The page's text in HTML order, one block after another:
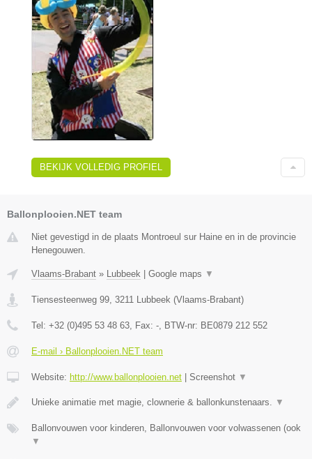
BEKIJK VOLLEDIG PROFIEL
Ballonplooien.NET team
Niet gevestigd in de plaats Montroeul sur Haine en in de provincie
Henegouwen.
Vlaams-Brabant » Lubbeek Google maps ▼
Tiensesteenweg 99, 3211 Lubbeek (Vlaams-Brabant)
Tel: +32 (0)495 53 48 63, Fax: -, BTW-nr: BE0879 212 552
E-mail › Ballonplooien.NET team
Website: http://www.ballonplooien.net Screenshot ▼
Unieke animatie met magie, clownerie & ballonkunstenaars. ▼
Ballonvouwen voor kinderen, Ballonvouwen voor volwassenen (ook
▼